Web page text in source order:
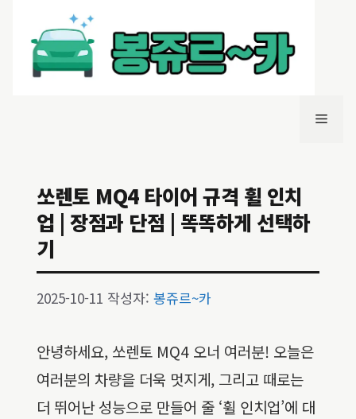
메
쏘렌토 MQ4 타이어 규격 휠 인치
업 | 장점과 단점 | 똑똑하게 선택하
기
2025-10-11 작성자: 봉쥬르~카
안녕하세요, 쏘렌토 MQ4 오너 여러분! 오늘은
여러분의 차량을 더욱 멋지게, 그리고 때로는
더 뛰어난 성능으로 만들어 줄 ‘휠 인치업’에 대